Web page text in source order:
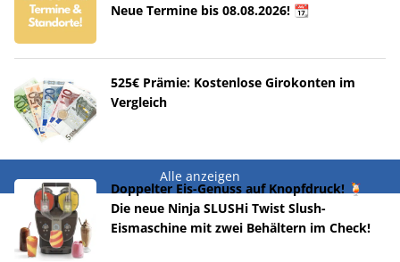
Neue Termine bis 08.08.2026! 📆
525€ Prämie: Kostenlose Girokonten im
Vergleich
Alle anzeigen
Doppelter Eis-Genuss auf Knopfdruck! 🍹
Die neue Ninja SLUSHi Twist Slush-
Eismaschine mit zwei Behältern im Check!